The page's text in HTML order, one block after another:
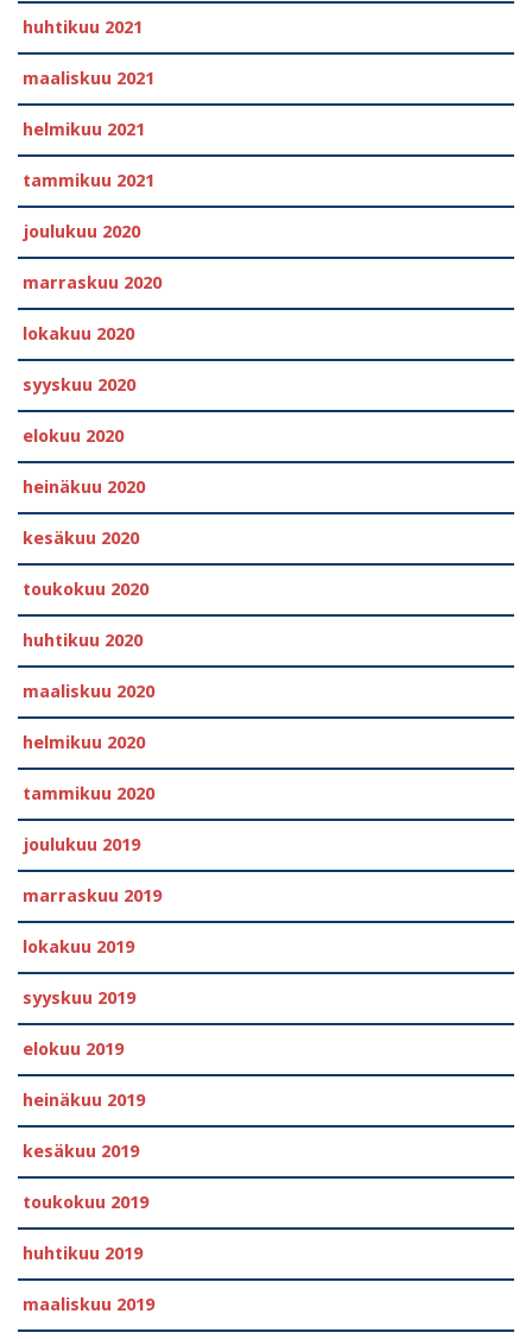
huhtikuu 2021
maaliskuu 2021
helmikuu 2021
tammikuu 2021
joulukuu 2020
marraskuu 2020
lokakuu 2020
syyskuu 2020
elokuu 2020
heinäkuu 2020
kesäkuu 2020
toukokuu 2020
huhtikuu 2020
maaliskuu 2020
helmikuu 2020
tammikuu 2020
joulukuu 2019
marraskuu 2019
lokakuu 2019
syyskuu 2019
elokuu 2019
heinäkuu 2019
kesäkuu 2019
toukokuu 2019
huhtikuu 2019
maaliskuu 2019